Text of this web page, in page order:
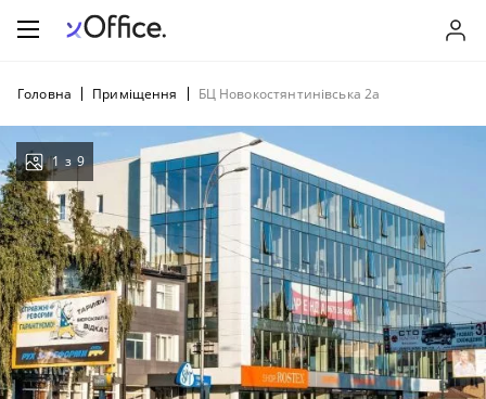
Головна Приміщення БЦ Новокостянтинівська 2а
1 з 9